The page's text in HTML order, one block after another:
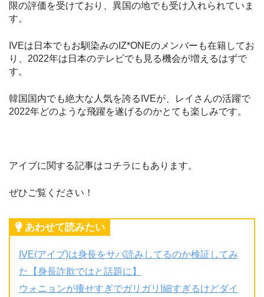
限の評価を受けており、異国の地でも受け入れられていま
す。
IVEは日本でもお馴染みのIZ*ONEのメンバーも在籍してお
り、2022年は日本のテレビでも見る機会が増えるはずで
す。
韓国国内でも絶大な人気を誇るIVEが、レイさんの活躍で
2022年どのような飛躍を遂げるのかとても楽しみです。
アイブに関する記事はコチラにもあります。
ぜひご覧ください！
あわせて読みたい
IVE(アイブ)は身長をサバ読みしてるのか検証してみ
た【身長詐欺ではと話題に】
ウォニョンが痩せすぎでガリガリ!細すぎるけどダイ